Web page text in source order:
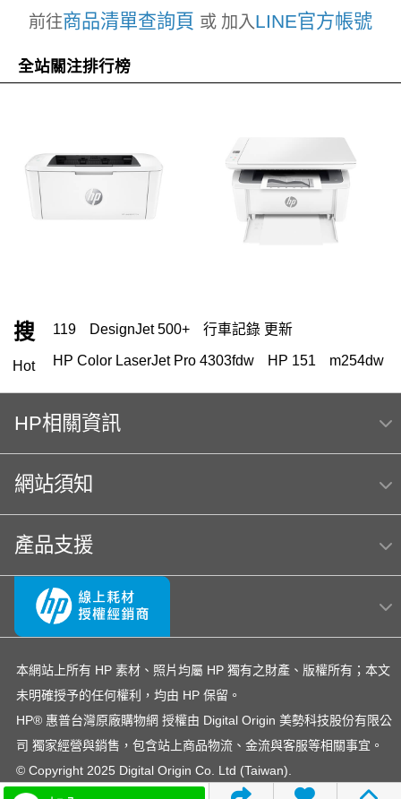
前往商品清單查詢頁 或 加入LINE官方帳號
全站關注排行榜
搜
Hot
119 DesignJet 500+ 行車記錄 更新
HP Color LaserJet Pro 4303fdw HP 151 m254dw
HP Color Laser jet M856dn A3彩色雷射印表機
HP 222 MFP E47528f Hp564
hp color laser 150a 感光鼓 OmniBook Ultra Flip 14
4303fdw 碳粉 筆電 電池 hp 14-ep
OfficeJet Pro 8710 145
hp Color LaserJet Pro MFP M283fdw 無線雙面觸控彩
Smart Tank 725 EliteBook rmn hsn 141c-4
HP LaserJet Pro M203dw
HP OfficeJet 3830驅動程式
DesignJet T650
Hp178nw 碳粉 Usb 222A InkTank 115列印頭
HP相關資訊
網站須知
產品支援
本網站上所有 HP 素材、照片均屬 HP 獨有之財產、版權所有；本文
未明確授予的任何權利，均由 HP 保留。
HP® 惠普台灣原廠購物網 授權由 Digital Origin 美勢科技股份有限公
司 獨家經營與銷售，包含站上商品物流、金流與客服等相關事宜。
© Copyright 2025 Digital Origin Co. Ltd (Taiwan).